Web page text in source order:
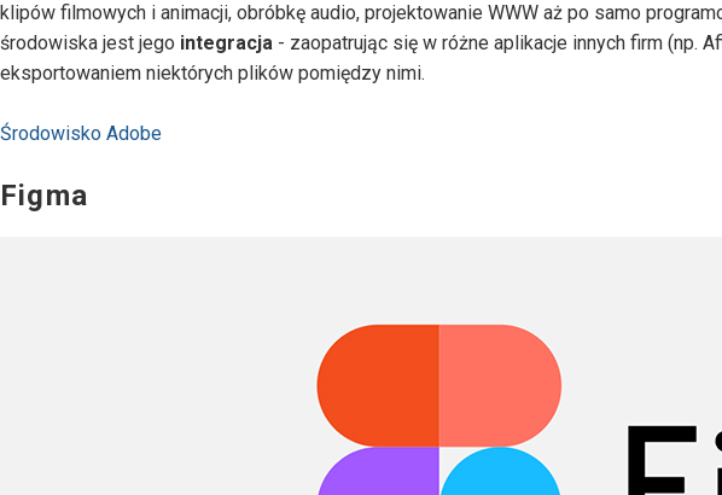
klipów filmowych i animacji, obróbkę audio, projektowanie WWW aż po samo
środowiska jest jego integracja - zaopatrując się w różne aplikacje innych firm (np.
eksportowaniem niektórych plików pomiędzy nimi.
Środowisko Adobe
Figma